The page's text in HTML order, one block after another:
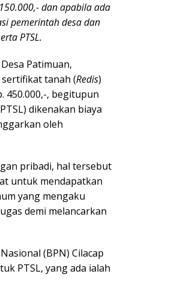
dan apabila ada
pemerintah desa dan
PTSL.
Patimuan,
tanah (Redis)
450.000,-, begitupun
dikenakan biaya
oleh
pribadi, hal tersebut
untuk mendapatkan
yang mengaku
demi melancarkan
(BPN) Cilacap
PTSL, yang ada ialah